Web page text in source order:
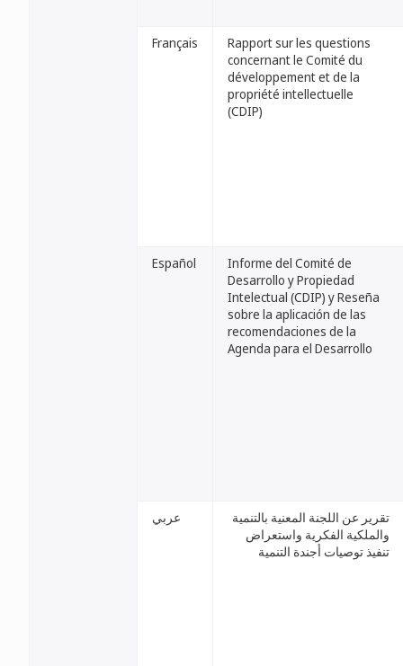
Français
Rapport sur les questions
concernant le Comité du
développement et de la
propriété intellectuelle
(CDIP)
Español
Informe del Comité de
Desarrollo y Propiedad
Intelectual (CDIP) y Reseña
sobre la aplicación de las
recomendaciones de la
Agenda para el Desarrollo
عربي
تقرير عن اللجنة المعنية بالتنمية
والملكية الفكرية واستعراض
تنفيذ توصيات أجندة التنمية